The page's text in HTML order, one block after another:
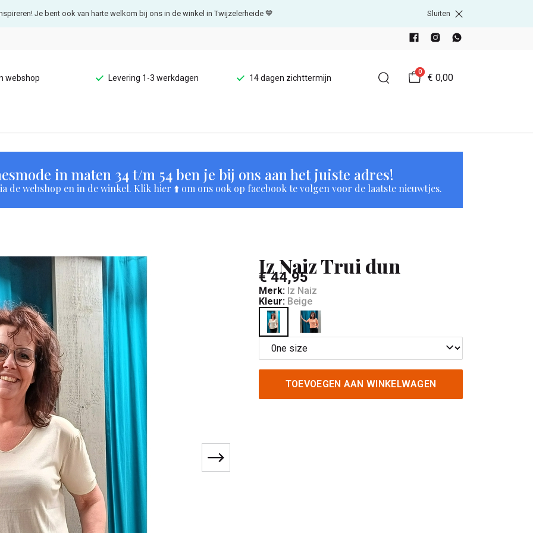
Je bent ook van harte welkom bij ons in de winkel in Twijzelerheide 💙 Sluiten
webshop Levering 1-3 werkdagen 14 dagen zichttermijn
0
€ 0,00
in maten 34 t/m 54 ben je bij ons aan het juiste adres!
de webshop en in de winkel. Klik hier ⬆️ om ons ook op facebook te volgen voor de laatste nieuwtjes.
Iz Naiz Trui dun
€ 44,95
Merk: Iz Naiz
Kleur: Beige
TOEVOEGEN AAN WINKELWAGEN